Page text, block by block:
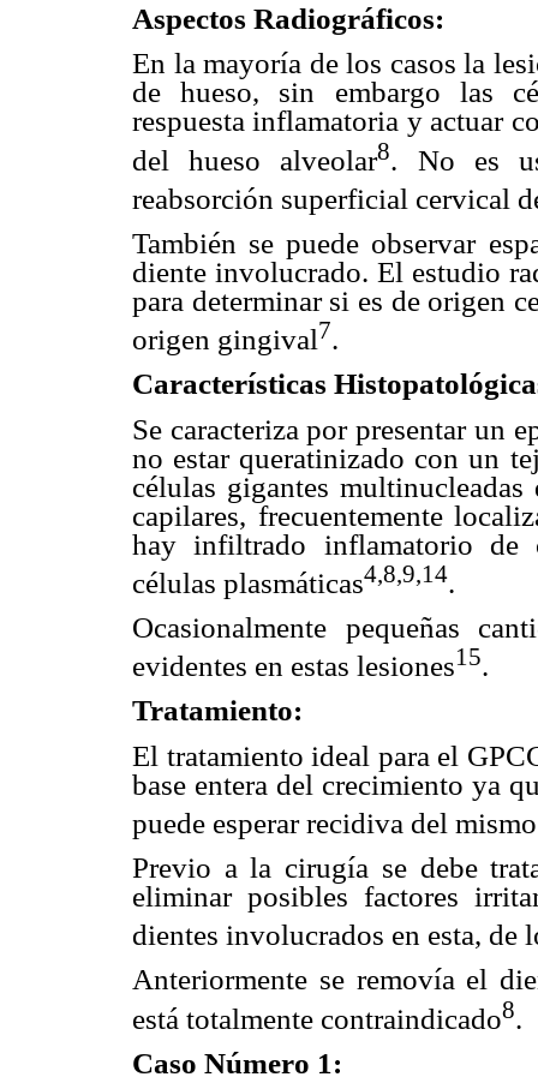
Aspectos Radiográficos:
En la mayoría de los casos la
de hueso, sin embargo las
respuesta inflamatoria y actuar
del hueso alveolar8. No es
reabsorción superficial cervical
También se puede observar
diente involucrado. El estudio
para determinar si es de origen
origen gingival7.
Características
Se caracteriza por presentar un
no estar queratinizado con un
células gigantes multinucleadas
capilares, frecuentemente
hay infiltrado inflamatorio de
células plasmáticas4,8,9,14.
Ocasionalmente pequeñas
evidentes en estas lesiones15.
Tratamiento:
El tratamiento ideal para el
base entera del crecimiento ya
puede esperar recidiva del mismo
Previo a la cirugía se debe
eliminar posibles factores
dientes involucrados en esta,
Anteriormente se removía el
está totalmente contraindicado8.
Caso Número 1: